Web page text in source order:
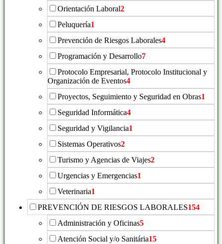
Orientación Laboral2
Peluquería1
Prevención de Riesgos Laborales4
Programación y Desarrollo7
Protocolo Empresarial, Protocolo Institucional y
Organización de Eventos4
Proyectos, Seguimiento y Seguridad en Obras1
Seguridad Informática4
Seguridad y Vigilancia1
Sistemas Operativos2
Turismo y Agencias de Viajes2
Urgencias y Emergencias1
Veterinaria1
PREVENCIÓN DE RIESGOS LABORALES154
Administración y Oficinas5
Atención Social y/o Sanitária15